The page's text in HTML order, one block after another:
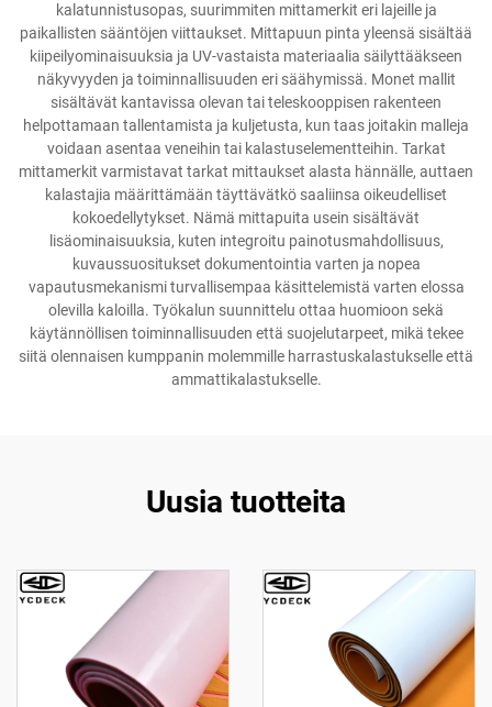
kalatunnistusopas, suurimmiten mittamerkit eri lajeille ja
paikallisten sääntöjen viittaukset. Mittapuun pinta yleensä sisältää
kiipeilyominaisuuksia ja UV-vastaista materiaalia säilyttääkseen
näkyvyyden ja toiminnallisuuden eri säähymissä. Monet mallit
sisältävät kantavissa olevan tai teleskooppisen rakenteen
helpottamaan tallentamista ja kuljetusta, kun taas joitakin malleja
voidaan asentaa veneihin tai kalastuselementteihin. Tarkat
mittamerkit varmistavat tarkat mittaukset alasta hännälle, auttaen
kalastajia määrittämään täyttävätkö saaliinsa oikeudelliset
kokoedellytykset. Nämä mittapuita usein sisältävät
lisäominaisuuksia, kuten integroitu painotusmahdollisuus,
kuvaussuositukset dokumentointia varten ja nopea
vapautusmekanismi turvallisempaa käsittelemistä varten elossa
olevilla kaloilla. Työkalun suunnittelu ottaa huomioon sekä
käytännöllisen toiminnallisuuden että suojelutarpeet, mikä tekee
siitä olennaisen kumppanin molemmille harrastuskalastukselle että
ammattikalastukselle.
Uusia tuotteita